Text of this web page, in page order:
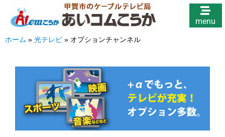
menu
ホーム » 光テレビ » オプションチャンネル